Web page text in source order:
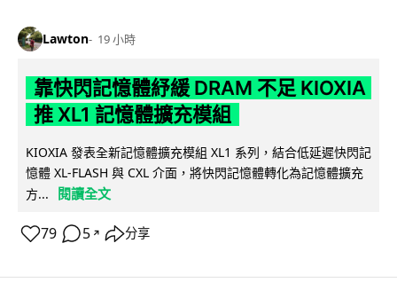
Lawton 19 小時
靠快閃記憶體紓緩 DRAM 不足 KIOXIA
推 XL1 記憶體擴充模組
KIOXIA 發表全新記憶體擴充模組 XL1 系列，結合低延遲快閃記
憶體 XL-FLASH 與 CXL 介面，將快閃記憶體轉化為記憶體擴充
方...
閱讀全文
79 5 ↗ 分享